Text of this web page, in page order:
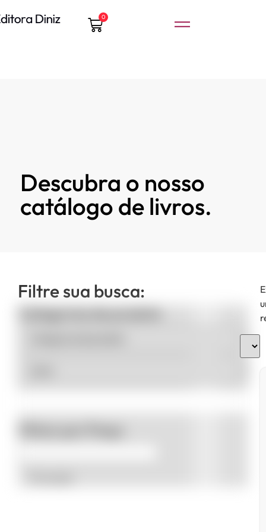
0
Descubra o nosso
catálogo de livros.
Filtre sua busca:
Categorias de produto